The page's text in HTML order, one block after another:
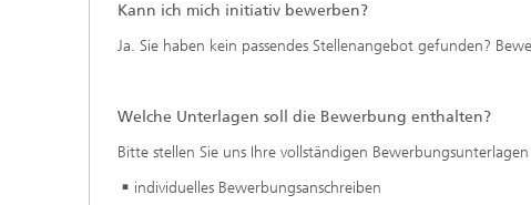
Kann ich mich initiativ bewerben?
Ja. Sie haben kein passendes Stellenangebot gefunden?
Welche Unterlagen soll die Bewerbung enthalten?
Bitte stellen Sie uns Ihre vollständigen
individuelles Bewerbungsanschreiben